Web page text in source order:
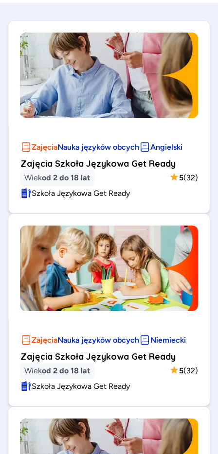
ZajęciaNauka języków obcych Angielski
Zajęcia Szkoła Językowa Get Ready
Wiekod 2 do 18 lat 5(32)
Szkoła Językowa Get Ready
ZajęciaNauka języków obcych Niemiecki
Zajęcia Szkoła Językowa Get Ready
Wiekod 2 do 18 lat 5(32)
Szkoła Językowa Get Ready